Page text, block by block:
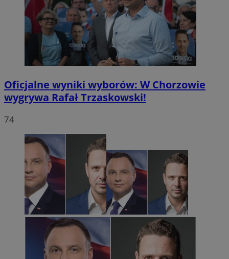
Oficjalne wyniki wyborów: W Chorzowie
wygrywa Rafał Trzaskowski!
74